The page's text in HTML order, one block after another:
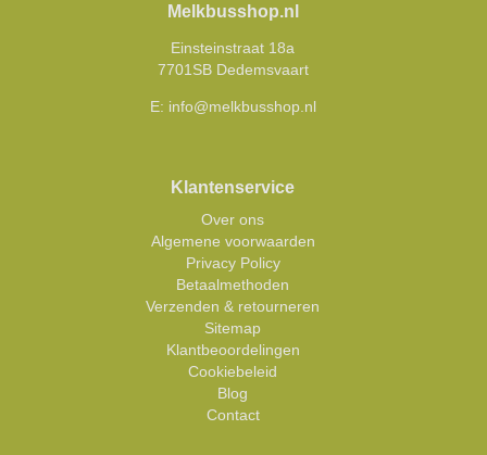
Melkbusshop.nl
Einsteinstraat 18a
7701SB Dedemsvaart
E: info@melkbusshop.nl
Klantenservice
Over ons
Algemene voorwaarden
Privacy Policy
Betaalmethoden
Verzenden & retourneren
Sitemap
Klantbeoordelingen
Cookiebeleid
Blog
Contact